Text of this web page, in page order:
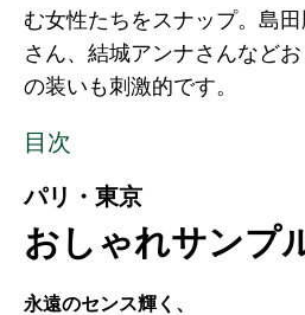
む女性たちをスナップ。島
さん、結城アンナさんなど
の装いも刺激的です。
目次
パリ・東京
おしゃれサンプ
永遠のセンス輝く、